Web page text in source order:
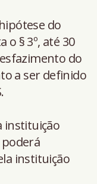
do
§ 3º, até 30
do
a ser definido
instituição
instituição